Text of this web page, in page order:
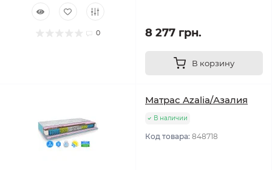
0 8 277 грн.
В корзину
Матрас Azalia/Азалия
В наличии
Код товара: 848718